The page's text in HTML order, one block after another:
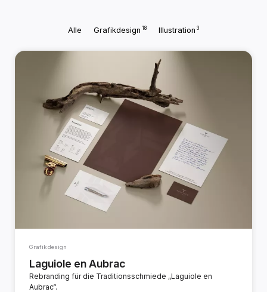
Alle Grafikdesign 18 Illustration 3
Grafikdesign
Laguiole en Aubrac
Rebranding für die Traditionsschmiede „Laguiole en
Aubrac“.